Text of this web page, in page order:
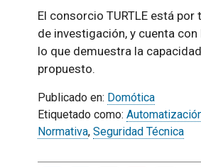
El consorcio TURTLE está
de investigación, y cuenta
lo que demuestra la
propuesto.
Publicado en: Domótica
Etiquetado como:
Normativa, Seguridad Técnica